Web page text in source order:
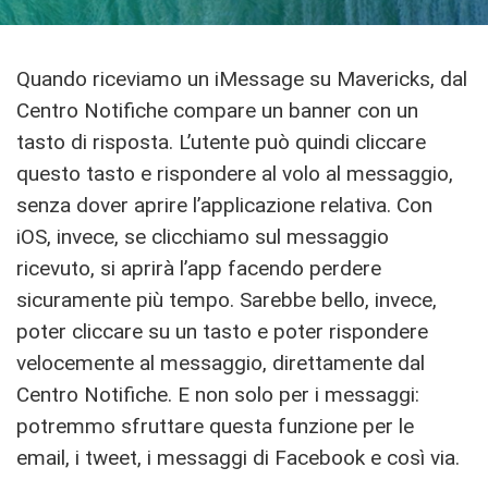
Quando riceviamo un iMessage su Mavericks, dal
Centro Notifiche compare un banner con un
tasto di risposta. L’utente può quindi cliccare
questo tasto e rispondere al volo al messaggio,
senza dover aprire l’applicazione relativa. Con
iOS, invece, se clicchiamo sul messaggio
ricevuto, si aprirà l’app facendo perdere
sicuramente più tempo. Sarebbe bello, invece,
poter cliccare su un tasto e poter rispondere
velocemente al messaggio, direttamente dal
Centro Notifiche. E non solo per i messaggi:
potremmo sfruttare questa funzione per le
email, i tweet, i messaggi di Facebook e così via.